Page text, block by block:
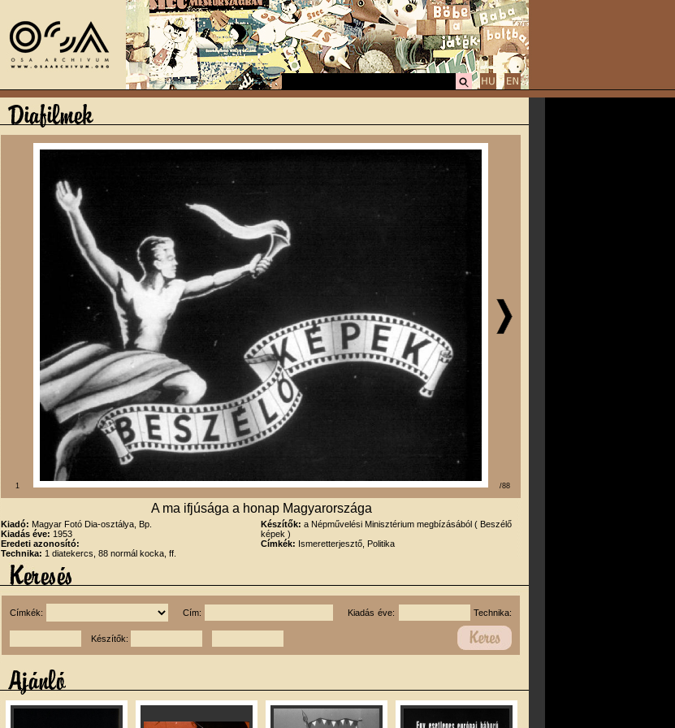
1 /88
A ma ifjúsága a honap Magyarországa
Kiadó: Magyar Fotó Dia-osztálya, Bp.
Kiadás éve: 1953
Eredeti azonosító:
Technika: 1 diatekercs, 88 normál kocka, ff.
Készítők: a Népművelési Minisztérium megbízásából ( Beszélő
képek )
Címkék: Ismeretterjesztő, Politika
Címkék: Cím: Kiadás éve: Technika:
Készítők: